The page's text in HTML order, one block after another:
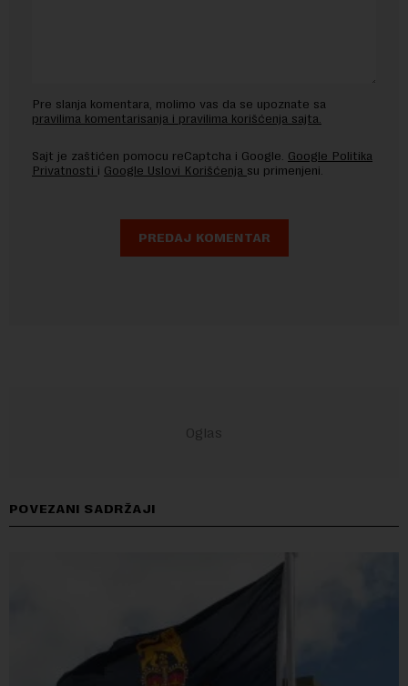
Pre slanja komentara, molimo vas da se upoznate sa
pravilima komentarisanja i pravilima korišćenja sajta.
Sajt je zaštićen pomocu reCaptcha i Google. Google Politika
Privatnosti i Google Uslovi Korišćenja su primenjeni.
POVEZANI SADRŽAJI